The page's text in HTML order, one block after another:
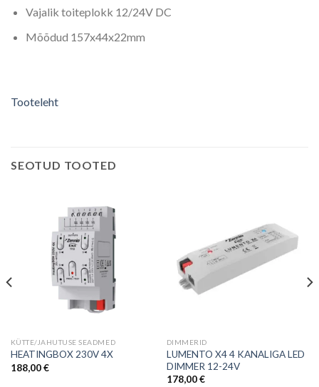
Vajalik toiteplokk 12/24V DC
Mõõdud 157x44x22mm
Tooteleht
SEOTUD TOOTED
KÜTTE/JAHUTUSE SEADMED
HEATINGBOX 230V 4X
188,00€
DIMMERID
LUMENTO X4 4 KANALIGA LED
DIMMER 12-24V
178,00€